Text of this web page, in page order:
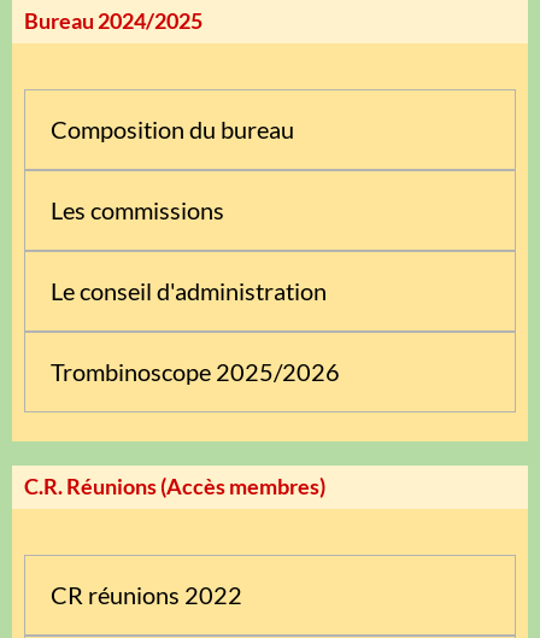
Bureau 2024/2025
Composition du bureau
Les commissions
Le conseil d'administration
Trombinoscope 2025/2026
C.R. Réunions (Accès membres)
CR réunions 2022